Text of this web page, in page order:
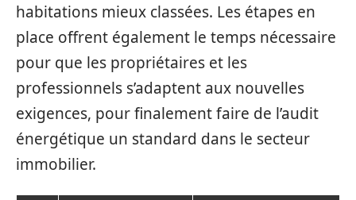
habitations mieux classées. Les étapes en
place offrent également le temps nécessaire
pour que les propriétaires et les
professionnels s’adaptent aux nouvelles
exigences, pour finalement faire de l’audit
énergétique un standard dans le secteur
immobilier.